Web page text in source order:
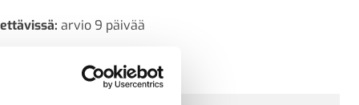
arvio 9 päivää